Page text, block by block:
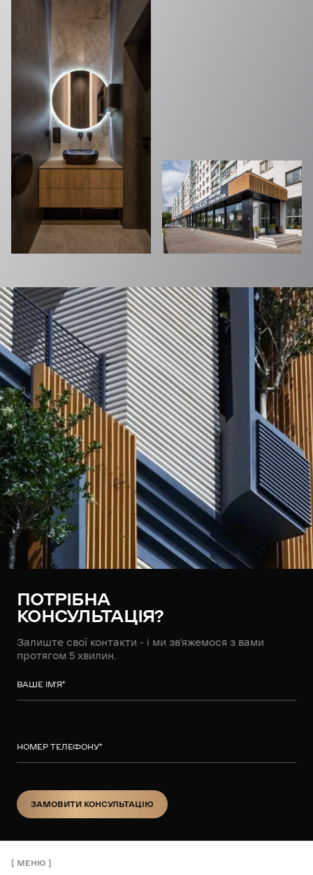
ПОТРІБНА
КОНСУЛЬТАЦІЯ?
Залиште свої контакти - і ми зв’яжемося з вами
протягом 5 хвилин.
ВАШЕ ІМ’Я*
НОМЕР ТЕЛЕФОНУ*
ЗАМОВИТИ КОНСУЛЬТАЦІЮ
МЕНЮ